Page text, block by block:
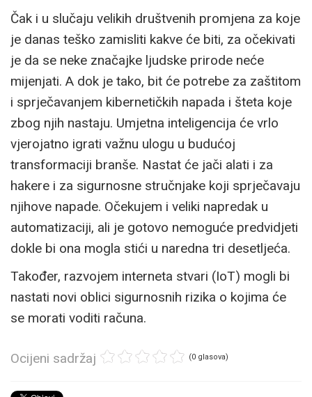
Čak i u slučaju velikih društvenih promjena za koje
je danas teško zamisliti kakve će biti, za očekivati
je da se neke značajke ljudske prirode neće
mijenjati. A dok je tako, bit će potrebe za zaštitom
i sprječavanjem kibernetičkih napada i šteta koje
zbog njih nastaju. Umjetna inteligencija će vrlo
vjerojatno igrati važnu ulogu u budućoj
transformaciji branše. Nastat će jači alati i za
hakere i za sigurnosne stručnjake koji sprječavaju
njihove napade. Očekujem i veliki napredak u
automatizaciji, ali je gotovo nemoguće predvidjeti
dokle bi ona mogla stići u naredna tri desetljeća.
Također, razvojem interneta stvari (IoT) mogli bi
nastati novi oblici sigurnosnih rizika o kojima će
se morati voditi računa.
Ocijeni sadržaj (0 glasova)